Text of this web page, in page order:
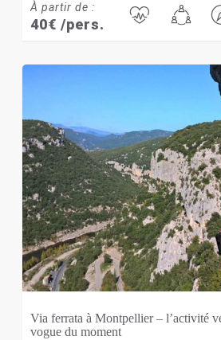
À partir de :
40€ /pers.
Via ferrata à Montpellier – l’activité
vogue du moment